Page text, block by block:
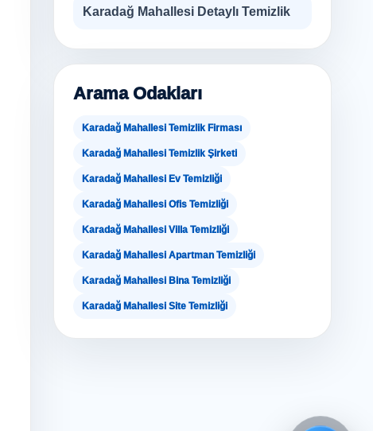
Karadağ Mahallesi Detaylı Temizlik
Arama Odakları
Karadağ Mahallesi Temizlik Firması
Karadağ Mahallesi Temizlik Şirketi
Karadağ Mahallesi Ev Temizliği
Karadağ Mahallesi Ofis Temizliği
Karadağ Mahallesi Villa Temizliği
Karadağ Mahallesi Apartman Temizliği
Karadağ Mahallesi Bina Temizliği
Karadağ Mahallesi Site Temizliği